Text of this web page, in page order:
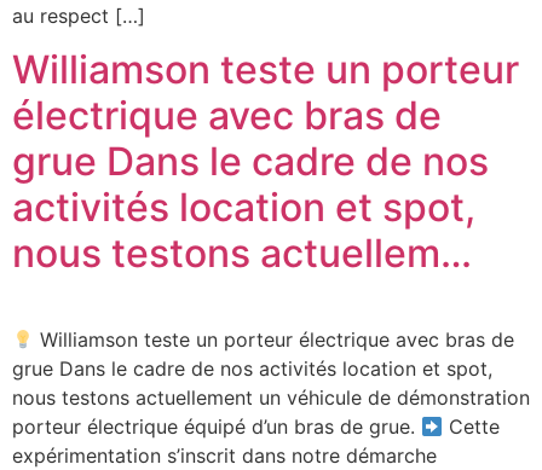
au respect […]
Williamson teste un porteur
électrique avec bras de
grue Dans le cadre de nos
activités location et spot,
nous testons actuellem…
Williamson teste un porteur électrique avec bras de
grue Dans le cadre de nos activités location et spot,
nous testons actuellement un véhicule de démonstration
porteur électrique équipé d’un bras de grue.
Cette
expérimentation s’inscrit dans notre démarche